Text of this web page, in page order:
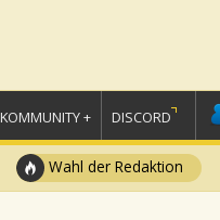
KOMMUNITY + DISCORD
Wahl der Redaktion